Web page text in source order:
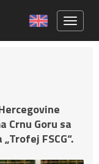
Crnu Goru sa
FSCG“.